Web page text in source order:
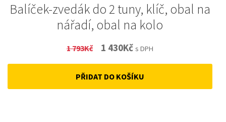
Balíček-zvedák do 2 tuny, klíč, obal na
nářadí, obal na kolo
1 793Kč
Original
price
was:
1 430KčCurrent
price
is:
s DPH
PŘIDAT DO KOŠÍKU